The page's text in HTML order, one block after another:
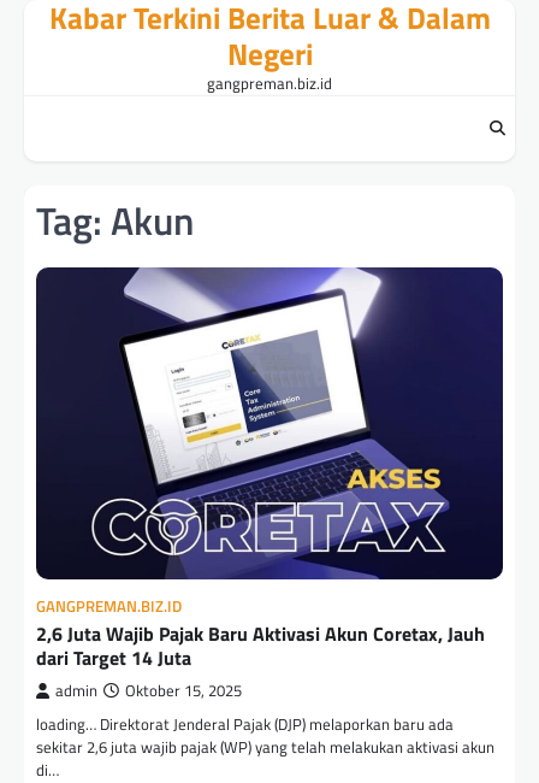
Kabar Terkini Berita Luar & Dalam
Negeri
gangpreman.biz.id
Tag:Akun
GANGPREMAN.BIZ.ID
2,6 Juta Wajib Pajak Baru Aktivasi Akun Coretax, Jauh
dari Target 14 Juta
admin Oktober 15, 2025
loading… Direktorat Jenderal Pajak (DJP) melaporkan baru ada
sekitar 2,6 juta wajib pajak (WP) yang telah melakukan aktivasi akun
di…